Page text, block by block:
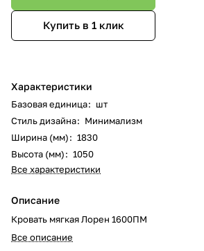
Купить в 1 клик
Характеристики
Базовая единица: шт
Стиль дизайна: Минимализм
Ширина (мм): 1830
Высота (мм): 1050
Все характеристики
Описание
Кровать мягкая Лорен 1600ПМ
Все описание